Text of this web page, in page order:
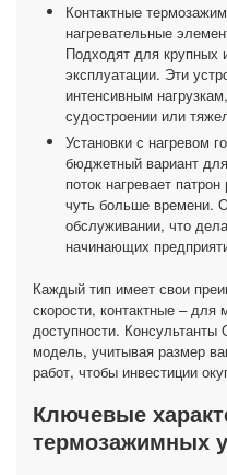
Контактные
нагревательные
Подходят для крупных
эксплуатации. Эти
интенсивным
судостроении или
Установки с нагревом
бюджетный вариант
поток нагревает
чуть больше времени.
обслуживании, что
начинающих
Каждый тип имеет свои
скорости, контактные –
доступности.
модель, учитывая размер
работ, чтобы инвестиции
Ключевые
термозажимных